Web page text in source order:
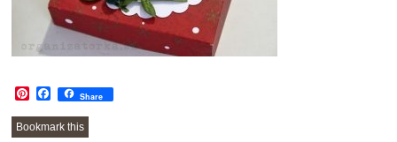
Pinterest
Facebook
Share
Bookmark this